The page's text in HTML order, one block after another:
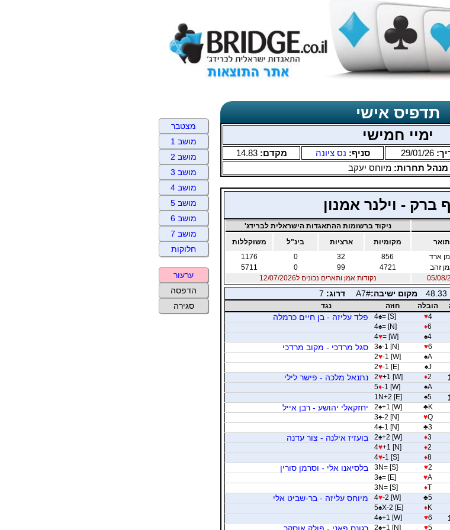
תדפיס אישי
ימיי חמישי
29/01/26 סניף: נס ציונה מקדם:14.83
מנהל תחרות:מיוחס יעקב
ברק - וילנר אמנון
ניקוד ברשומות ההתאגדות הישראלית לברידג'
תואר מקומיות ארציות בינ"ל
משוקללות
ארד 856
32
0
1176
זהב 4721
99
0
5711
נקודות אמן ותארים נכונים ל12/07/2026
48.33 מקום ישיבה:A7# דרוג: 7
הובלה חוזה
נגד
♥4
4♠= [S] פלד עליזה - בן חיים כרמלה
♦6
4♠= [N]
♠4
4♥= [W]
♥6
3♠-1 [N] סגל מרדכי - מקוב מרדכי
♠A
2♥-1 [W]
♠J
2♥-1 [E]
♦2
2♥+1 [W] נתנאל מלכה - פישר לילי
♠A
5♦-1 [W]
♠5
1N+2 [E]
♣K
2♠+1 [W] יחזקאלי יהושע - רבן אייל
♥Q
3♠-2 [N]
♣3
4♠-1 [N]
♦3
2♠+2 [W] בועזיז אילנה - צור עדנה
♦2
4♥+1 [N]
♦8
4♥-1 [S]
♥2
3N= [S] בלסיאנו אלי - וסרמן סורין
♥A
3♠= [E]
♦T
3N= [S]
♣5
4♥-2 [W] מיוחס עליזה - בר-שביט אלי
♦K
5♠X-2 [E]
♥6
4♠+1 [W]
♥5
2♠+1 [N] רגונס פאני - פולק אוסקר
מצטבר
מושב 1
מושב 2
מושב 3
מושב 4
מושב 5
מושב 6
מושב 7
חלוקות
ערעור
הדפסה
סגירה